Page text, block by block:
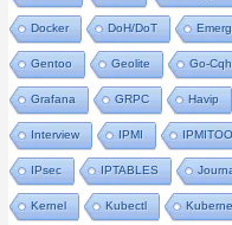
Docker DoH/DoT
Gentoo Geolite Go-
Grafana GRPC Havip
Interview IPMI
IPsec IPTABLES
Kernel Kubectl